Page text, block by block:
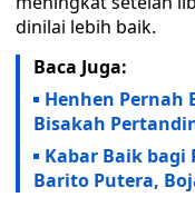
dinilai lebih baik.
Baca Juga:
Henhen Pernah
Bisakah
Kabar Baik bagi
Barito Putera,